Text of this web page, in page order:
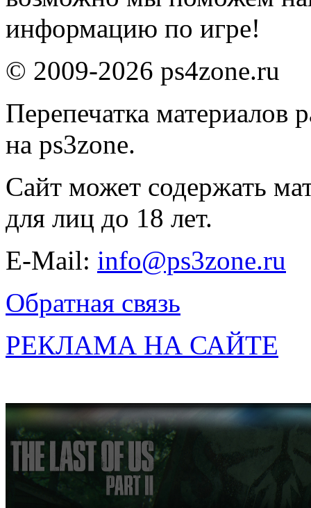
информацию по игре!
© 2009-2026 ps4zone.ru
Перепечатка материалов
на ps3zone.
Сайт может содержать
для лиц до 18 лет.
E-Mail: info@ps3zone.ru
Обратная связь
РЕКЛАМА НА САЙТЕ